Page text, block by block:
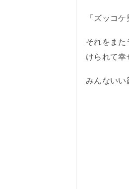
「ズッコ
それをま
けられて幸
みんないい